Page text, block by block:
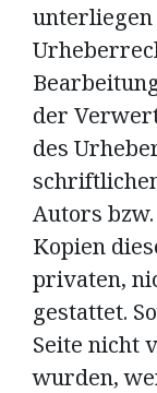
unterliegen
der
des
Autors
Kopien
privaten,
gestattet.
Seite nicht
wurden,